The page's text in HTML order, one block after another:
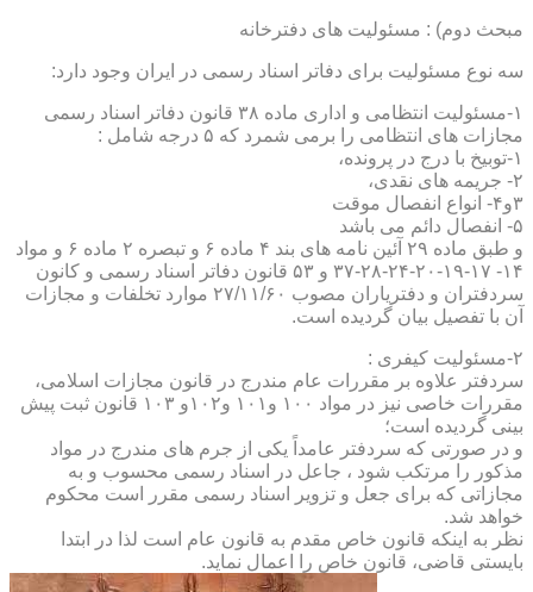
مبحث دوم) : مسئولیت های دفترخانه
سه نوع مسئولیت برای دفاتر اسناد رسمی در ایران وجود دارد:
۱-مسئولیت انتظامی و اداری ماده ۳۸ قانون دفاتر اسناد رسمی
مجازات های انتظامی را برمی شمرد که ۵ درجه شامل :
۱-توبیخ با درج در پرونده،
۲- جریمه های نقدی،
۳و۴- انواع انفصال موقت
۵- انفصال دائم می باشد
و طبق ماده ۲۹ آئین نامه های بند ۴ ماده ۶ و تبصره ۲ ماده ۶ و مواد
۱۴- ۱۷-۱۹-۲۰-۲۴-۲۸-۳۷ و ۵۳ قانون دفاتر اسناد رسمی و کانون
سردفتران و دفتریاران مصوب ۲۷/۱۱/۶۰ موارد تخلفات و مجازات
آن با تفصیل بیان گردیده است.
۲-مسئولیت کیفری :
سردفتر علاوه بر مقررات عام مندرج در قانون مجازات اسلامی،
مقررات خاصی نیز در مواد ۱۰۰ و۱۰۱ و۱۰۲و ۱۰۳ قانون ثبت پیش
بینی گردیده است؛
و در صورتی که سردفتر عامداً یکی از جرم های مندرج در مواد
مذکور را مرتکب شود ، جاعل در اسناد رسمی محسوب و به
مجازاتی که برای جعل و تزویر اسناد رسمی مقرر است محکوم
خواهد شد.
نظر به اینکه قانون خاص مقدم به قانون عام است لذا در ابتدا
بایستی قاضی، قانون خاص را اعمال نماید.